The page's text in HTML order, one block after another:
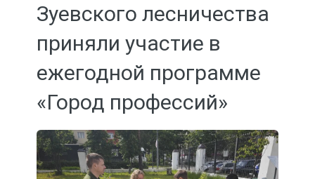
Зуевского лесничества
приняли участие в
ежегодной программе
«Город профессий»